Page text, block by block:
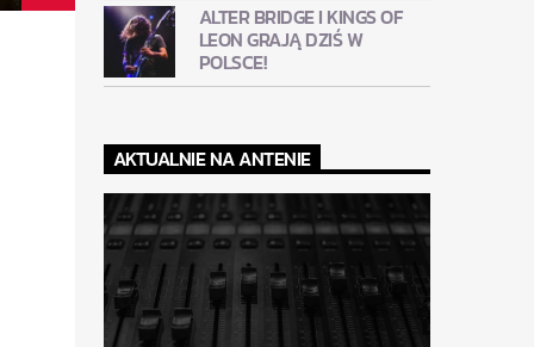
ALTER BRIDGE I KINGS OF
LEON GRAJĄ DZIŚ W
POLSCE!
AKTUALNIE NA ANTENIE